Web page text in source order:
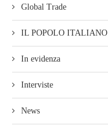
Global Trade
IL POPOLO ITALIANO
In evidenza
Interviste
News